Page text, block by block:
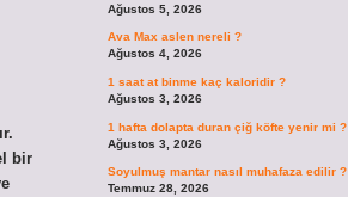
bir
Ağustos 5, 2026
Ava Max aslen nereli ?
Ağustos 4, 2026
1 saat at binme kaç kaloridir ?
Ağustos 3, 2026
1 hafta dolapta duran çiğ köfte yenir mi ?
Ağustos 3, 2026
Soyulmuş mantar nasıl muhafaza edilir ?
Temmuz 28, 2026